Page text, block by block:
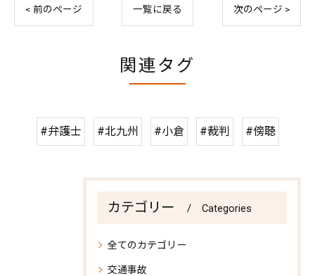
< 前のページ 一覧に戻る 次のページ >
関連タグ
#弁護士 #北九州 #小倉 #裁判 #傍聴
カテゴリー Categories
全てのカテゴリー
交通事故